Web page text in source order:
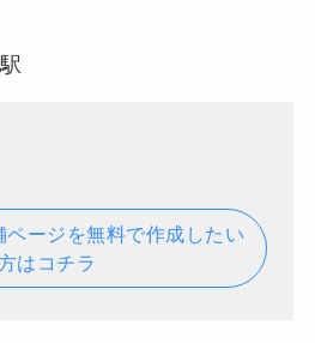
ページを無料で作成したい
はコチラ